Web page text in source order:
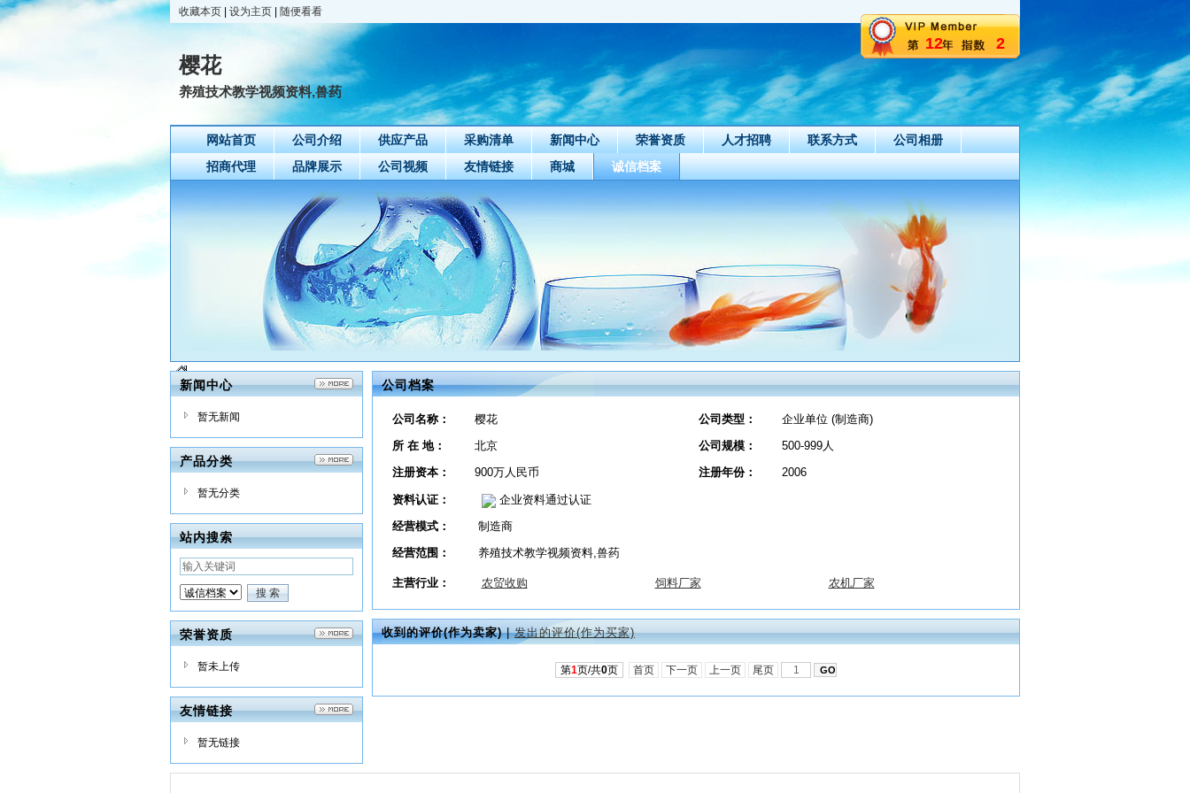
收藏本页 设为主页 随便看看
12 2
樱花
养殖技术教学视频资料,兽药
网站首页 公司介绍 供应产品 采购清单 新闻中心 荣誉资质 人才招聘 联系方式
公司相册
招商代理
品牌展示 公司视频 友情链接 商城 诚信档案
新闻中心
暂无新闻
产品分类
暂无分类
站内搜索
荣誉资质
暂未上传
友情链接
暂无链接
公司档案
公司名称： 樱花 公司类型：
企业单位 (制造商)
所 在 地：
北京 公司规模：
500-999人
注册资本：
900万人民币 注册年份： 2006
资料认证：
企业资料通过认证
经营模式：
制造商
经营范围：
养殖技术教学视频资料,兽药
主营行业： 农贸收购 饲料厂家 农机厂家
收到的评价(作为卖家)|发出的评价(作为买家)
第1页/共0页 首页 下一页 上一页 尾页